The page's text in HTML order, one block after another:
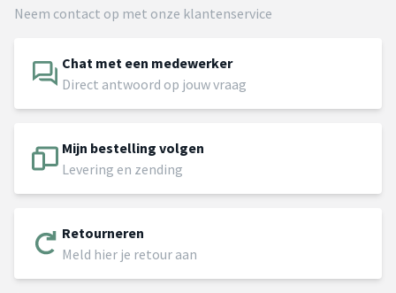
Neem contact op met onze klantenservice
Chat met een medewerker
Direct antwoord op jouw vraag
Mijn bestelling volgen
Levering en zending
Retourneren
Meld hier je retour aan